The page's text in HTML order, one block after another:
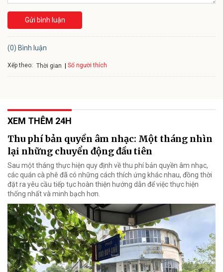
Gửi bình luận
(0) Bình luận
Xếp theo: Thời gian Số người thích
XEM THÊM 24H
Thu phí bản quyền âm nhạc: Một tháng nhìn
lại những chuyển động đầu tiên
Sau một tháng thực hiện quy định về thu phí bản quyền âm nhạc,
các quán cà phê đã có những cách thích ứng khác nhau, đồng thời
đặt ra yêu cầu tiếp tục hoàn thiện hướng dẫn để việc thực hiện
thống nhất và minh bạch hơn.